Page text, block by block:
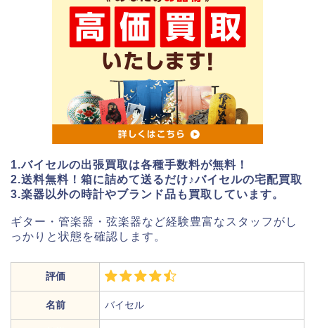
1.バイセルの出張買取は各種手数料が無料！
2.送料無料！箱に詰めて送るだけ♪バイセルの宅配買取
3.楽器以外の時計やブランド品も買取しています。
ギター・管楽器・弦楽器など経験豊富なスタッフがし
っかりと状態を確認します。
評価
名前 バイセル